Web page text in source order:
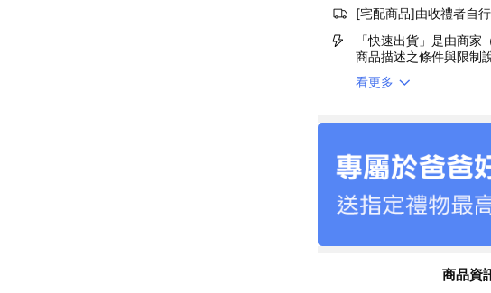
[宅配商品]由收禮者自
「快速出貨」是由商
商品描述之條件與限制
看更多
商品資